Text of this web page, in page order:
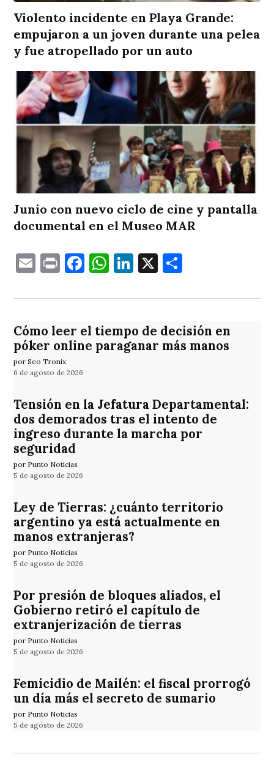
Violento incidente en Playa Grande:
empujaron a un joven durante una pelea
y fue atropellado por un auto
Junio con nuevo ciclo de cine y pantalla
documental en el Museo MAR
EmailPrintFacebook
WhatsApp
LinkedIn
X
Cómo leer el tiempo de decisión en
póker online paraganar más manos
por Seo Tronix
6 de agosto de 2026
Tensión en la Jefatura Departamental:
dos demorados tras el intento de
ingreso durante la marcha por
seguridad
por Punto Noticias
5 de agosto de 2026
Ley de Tierras: ¿cuánto territorio
argentino ya está actualmente en
manos extranjeras?
por Punto Noticias
5 de agosto de 2026
Por presión de bloques aliados, el
Gobierno retiró el capítulo de
extranjerización de tierras
por Punto Noticias
5 de agosto de 2026
Femicidio de Mailén: el fiscal prorrogó
un día más el secreto de sumario
por Punto Noticias
5 de agosto de 2026